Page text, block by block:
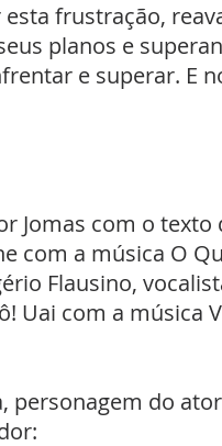
frustração,
planos e
e superar. E
Jomas com o texto
com a música O
Flausino,
Uai com a música
personagem do